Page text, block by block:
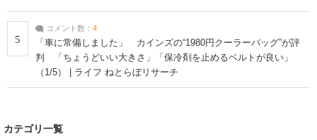
5
コメント数： 4
「車に常備しました」 カインズの“1980円クーラーバッグ”が評
判 「ちょうどいい大きさ」「保冷剤を止めるベルトが良い」
（1/5） | ライフ ねとらぼリサーチ
カテゴリ一覧